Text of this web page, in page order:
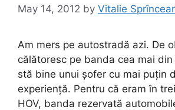
May 14, 2012 by Vitalie
Am mers pe autostradă azi. De
călătoresc pe banda cea mai
stă bine unui șofer cu mai puțin
experiență. Pentru că eram în
HOV, banda rezervată